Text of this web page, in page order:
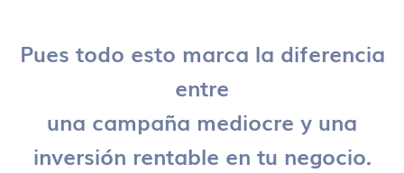
Pues todo esto marca la diferencia
entre
una campaña mediocre y una
inversión rentable en tu negocio.